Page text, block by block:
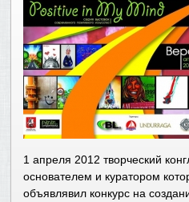
1 апреля 2012 творческий
основателем и куратором
объявлявил конкурс на